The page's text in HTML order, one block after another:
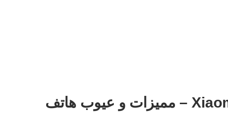
سعر و مواصفات Xiaomi Redmi 13C – مميزات و عيوب هاتف